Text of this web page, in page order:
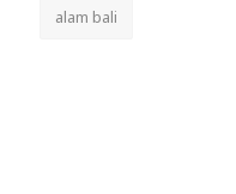
alam bali